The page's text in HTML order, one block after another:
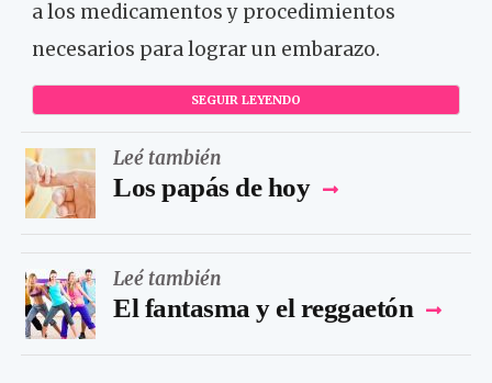
a los medicamentos y procedimientos
necesarios para lograr un embarazo.
SEGUIR LEYENDO
Leé también
Los papás de hoy
Leé también
El fantasma y el reggaetón